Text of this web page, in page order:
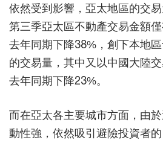
依然受到影響，亞太地區的交
第三季亞太區不動產交易金額
去年同期下降38%，創下本地
的交易量，其中又以中國大陸
去年同期下降23%。
而在亞太各主要城市方面，由
動性強，依然吸引避險投資者